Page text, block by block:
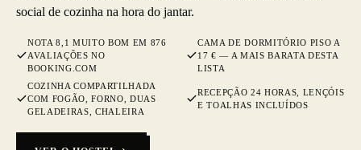
social de cozinha na hora do jantar.
NOTA 8,1 MUITO BOM EM 876
AVALIAÇÕES NO
BOOKING.COM
CAMA DE DORMITÓRIO PISO A
17 € — A MAIS BARATA DESTA
LISTA
COZINHA COMPARTILHADA
COM FOGÃO, FORNO, DUAS
GELADEIRAS, CHALEIRA
RECEPÇÃO 24 HORAS, LENÇÓIS
E TOALHAS INCLUÍDOS